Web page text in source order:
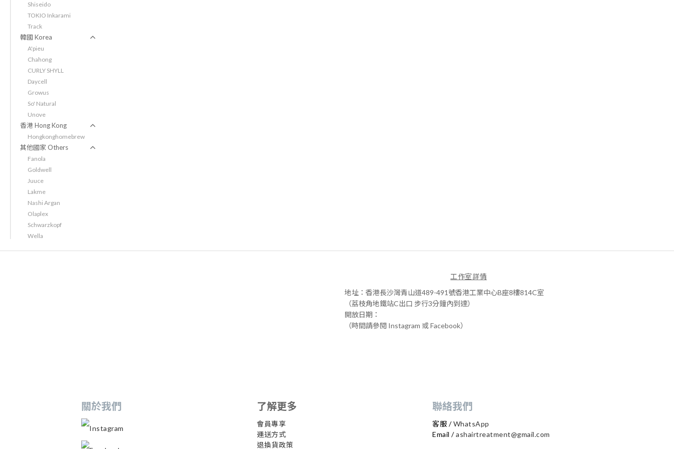
Shiseido
TOKIO Inkarami
Track
韓國 Korea
A'pieu
Chahong
CURLY SHYLL
Daycell
Growus
So' Natural
Unove
香港 Hong Kong
Hongkonghomebrew
其他國家 Others
Fanola
Goldwell
Juuce
Lakme
Nashi Argan
Olaplex
Schwarzkopf
Wella
工作室詳情
地址：香港長沙灣青山道489-491號香港工業中心B座8樓814C室
（荔枝角地鐵站C出口 步行3分鐘內到達）
開放日期：
（時間請參閱 Instagram 或 Facebook）
關於我們
Instagram
了解更多
會員專享
運送方式
退換貨政策
聯絡我們
客服 /WhatsApp
Email /ashairtreatment@gmail.com